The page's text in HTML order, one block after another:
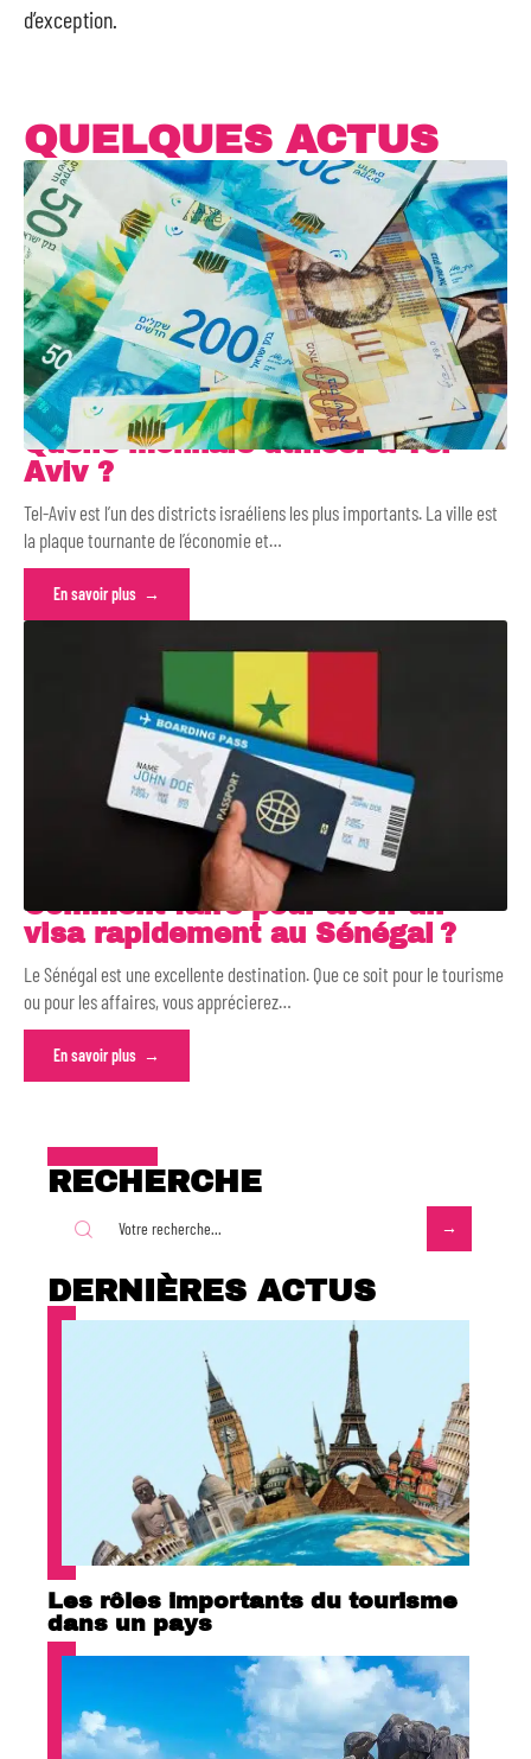
d’exception.
QUELQUES ACTUS
Quelle monnaie utiliser à Tel-
Aviv ?
Tel-Aviv est l’un des districts israéliens les plus importants. La ville est
la plaque tournante de l’économie et…
En savoir plus
Comment faire pour avoir un
visa rapidement au Sénégal ?
Le Sénégal est une excellente destination. Que ce soit pour le tourisme
ou pour les affaires, vous apprécierez…
En savoir plus
RECHERCHE
DERNIÈRES ACTUS
Les rôles importants du tourisme
dans un pays